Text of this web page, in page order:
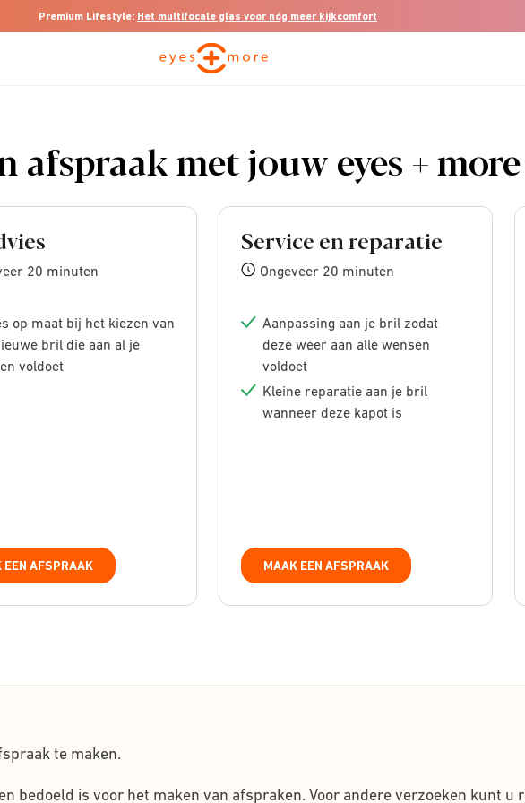
Premium Lifestyle: Het multifocale glas voor nóg meer kijkcomfort
afspraak met jouw eyes +
20 minuten
op maat bij het kiezen van
bril die aan al je
voldoet
EEN AFSPRAAK
Service en reparatie
Ongeveer 20 minuten
Aanpassing aan je bril zodat
deze weer aan alle wensen
voldoet
Kleine reparatie aan je bril
wanneer deze kapot is
MAAK EEN AFSPRAAK
te maken.
bedoeld is voor het maken van afspraken. Voor andere verzoeken kunt